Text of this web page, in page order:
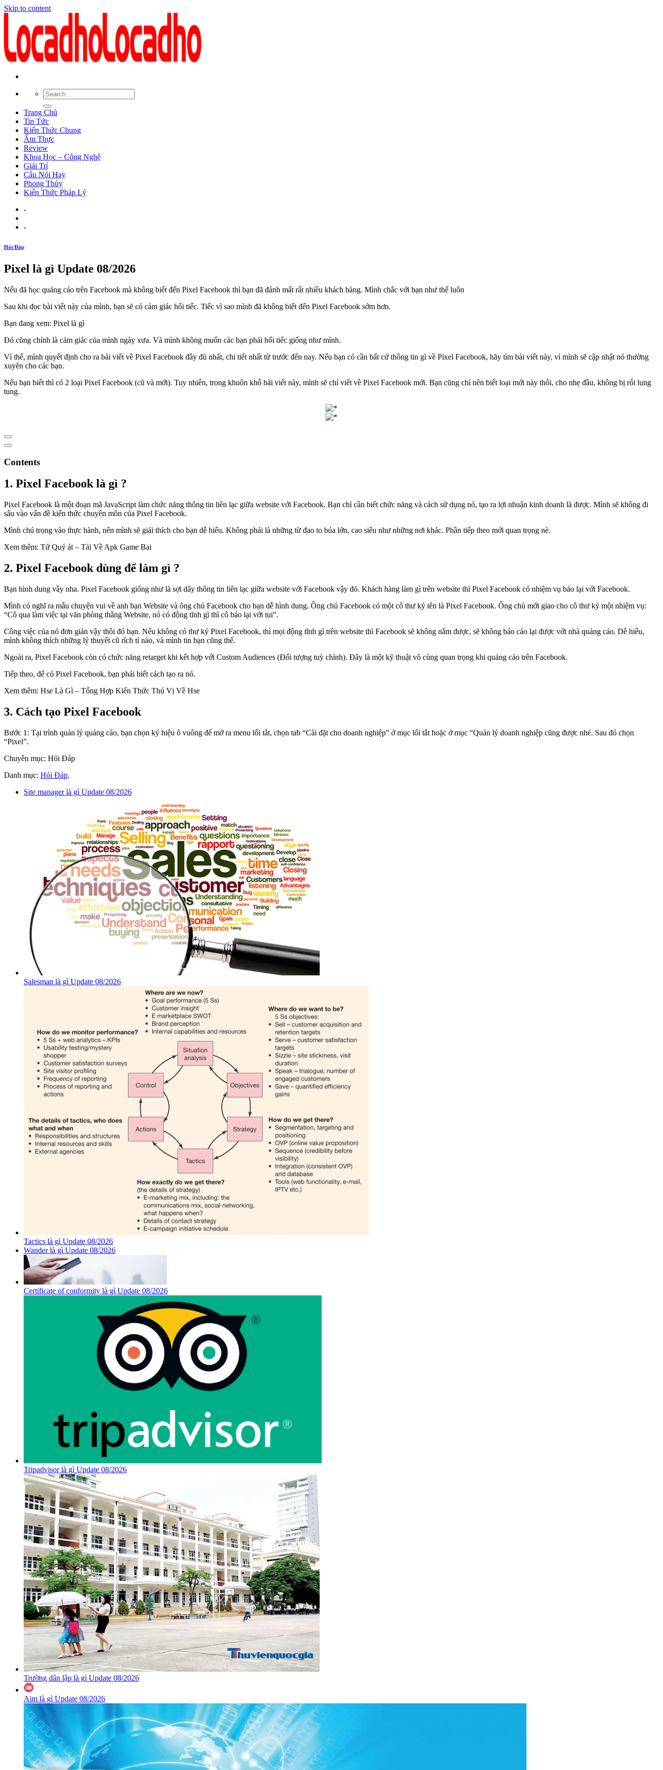
Skip to content
Trang Chủ
Tin Tức
Kiến Thức Chung
Ẩm Thực
Review
Khoa Học – Công Nghệ
Giải Trí
Câu Nói Hay
Phong Thủy
Kiến Thức Pháp Lý
-
-
Hỏi Đáp
Pixel là gì Update 08/2026
Nếu đã học quảng cáo trên Facebook mà không biết đến Pixel Facebook thì bạn đã đánh mất rất nhiều khách hàng. Mình chắc với bạn như thế luôn
Sau khi đọc bài viết này của mình, bạn sẽ có cảm giác hối tiếc. Tiếc vì sao mình đã không biết đến Pixel Facebook sớm hơn.
Bạn đang xem: Pixel là gì
Đó cũng chính là cảm giác của mình ngày xưa. Và mình không muốn các bạn phải hối tiếc giống như mình.
Vì thế, mình quyết định cho ra bài viết về Pixel Facebook đầy đủ nhất, chi tiết nhất từ trước đến nay. Nếu bạn có cần bất cứ thông tin gì về Pixel Facebook, hãy tìm bài viết này, vì mình sẽ cập nhật nó thường
xuyên cho các bạn.
Nếu bạn biết thì có 2 loại Pixel Facebook (cũ và mới). Tuy nhiên, trong khuôn khổ bài viết này, mình sẽ chỉ viết về Pixel Facebook mới. Bạn cũng chỉ nên biết loại mới này thôi, cho nhẹ đầu, không bị rối lung
tung.
Contents
1. Pixel Facebook là gì ?
Pixel Facebook là một đoạn mã JavaScript làm chức năng thông tin liên lạc giữa website với Facebook. Bạn chỉ cần biết chức năng và cách sử dụng nó, tạo ra lợi nhuận kinh doanh là được. Mình sẽ không đi
sâu vào vấn đề kiến thức chuyên môn của Pixel Facebook.
Mình chú trọng vào thực hành, nên mình sẽ giải thích cho bạn dễ hiểu. Không phải là những từ đao to búa lớn, cao siêu như những nơi khác. Phần tiếp theo mới quan trọng nè.
Xem thêm: Tứ Quý át – Tải Về Apk Game Bai
2. Pixel Facebook dùng để làm gì ?
Bạn hình dung vầy nha. Pixel Facebook giống như là sợi dây thông tin liên lạc giữa website với Facebook vậy đó. Khách hàng làm gì trên website thì Pixel Facebook có nhiệm vụ báo lại với Facebook.
Mình có nghĩ ra mẫu chuyện vui về anh bạn Website và ông chủ Facebook cho bạn dễ hình dung. Ông chủ Facebook có một cô thư ký tên là Pixel Facebook. Ông chủ mới giao cho cô thư ký một nhiệm vụ:
“Cô qua làm việc tại văn phòng thằng Website, nó có động tĩnh gì thì cô báo lại với tui”.
Công việc của nó đơn giản vậy thôi đó bạn. Nếu không có thư ký Pixel Facebook, thì mọi động tĩnh gì trên website thì Facebook sẽ không nắm được, sẽ không báo cáo lại được với nhà quảng cáo. Dễ hiểu,
mình không thích những lý thuyết cũ rích tí nào, và mình tin bạn cũng thế.
Ngoài ra, Pixel Facebook còn có chức năng retarget khi kết hợp với Custom Audiences (Đối tượng tuỳ chỉnh). Đây là một kỹ thuật vô cùng quan trọng khi quảng cáo trên Facebook.
Tiếp theo, để có Pixel Facebook, bạn phải biết cách tạo ra nó.
Xem thêm: Hse Là Gì – Tổng Hợp Kiến Thức Thú Vị Về Hse
3. Cách tạo Pixel Facebook
Bước 1: Tại trình quản lý quảng cáo, bạn chọn ký hiệu ô vuông để mở ra menu lối tắt, chọn tab “Cài đặt cho doanh nghiệp” ở mục lối tắt hoặc ở mục “Quản lý doanh nghiệp cũng được nhé. Sau đó chọn
“Pixel”.
Chuyên mục: Hỏi Đáp
Danh mục: Hỏi Đáp.
Site manager là gì Update 08/2026
Salesman là gì Update 08/2026
Tactics là gì Update 08/2026
Wander là gì Update 08/2026
Certificate of conformity là gì Update 08/2026
Tripadvisor là gì Update 08/2026
Trường dân lập là gì Update 08/2026
Aim là gì Update 08/2026